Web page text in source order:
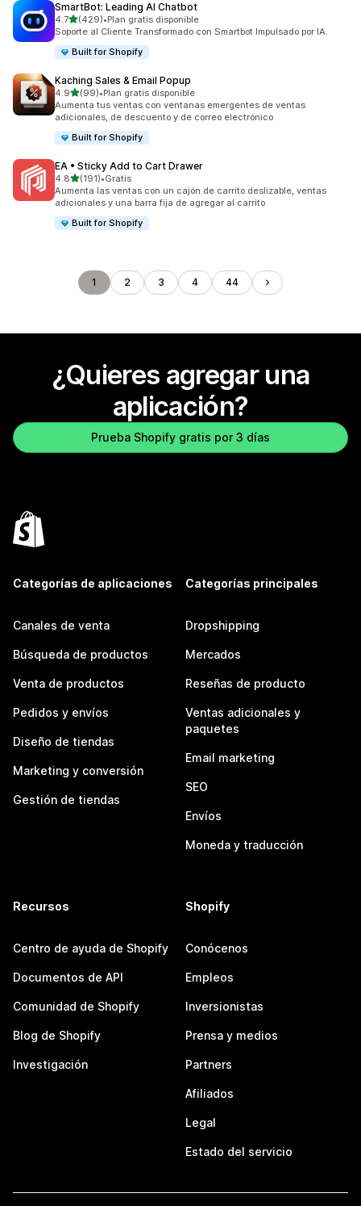
SmartBot: Leading AI Chatbot
4.7de 5 estrellas
(429)
429 reseñas en total
•Plan gratis disponible
Soporte al Cliente Transformado con Smartbot Impulsado por IA.
Built for Shopify
Kaching Sales & Email Popup
4.9de 5 estrellas
(99)
99 reseñas en total
•Plan gratis disponible
Aumenta tus ventas con ventanas emergentes de ventas
adicionales, de descuento y de correo electrónico
Built for Shopify
EA • Sticky Add to Cart Drawer
4.8de 5 estrellas
(191)
191 reseñas en total
•Gratis
Aumenta las ventas con un cajón de carrito deslizable, ventas
adicionales y una barra fija de agregar al carrito
Built for Shopify
1 2 3 4 44
¿Quieres agregar una
aplicación?
Prueba Shopify gratis por 3 días
Categorías de aplicaciones
Canales de venta
Búsqueda de productos
Venta de productos
Pedidos y envíos
Diseño de tiendas
Marketing y conversión
Gestión de tiendas
Categorías principales
Dropshipping
Mercados
Reseñas de producto
Ventas adicionales y
paquetes
Email marketing
SEO
Envíos
Moneda y traducción
Recursos
Centro de ayuda de Shopify
Documentos de API
Comunidad de Shopify
Blog de Shopify
Investigación
Shopify
Conócenos
Empleos
Inversionistas
Prensa y medios
Partners
Afiliados
Legal
Estado del servicio